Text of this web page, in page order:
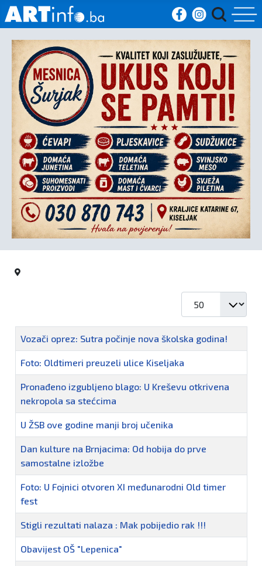
Početna
Vijesti
Sport
Kultura
Crna
kronika
Politika
Naziv
Vozači oprez: Sutra počinje nova školska godina!
Foto: Oldtimeri preuzeli ulice Kiseljaka
Pronađeno izgubljeno blago: U Kreševu otkrivena
nekropola sa stećcima
U ŽSB ove godine manji broj učenika
Dan kulture na Brnjacima: Od hobija do prve
samostalne izložbe
Foto: U Fojnici otvoren XI međunarodni Old timer
fest
Stigli rezultati nalaza : Mak pobijedio rak !!!
Obavijest OŠ "Lepenica"